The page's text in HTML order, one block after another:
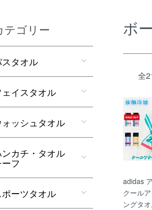
ボ
全
adidas
クール
ングタ
テゴリー
タオル
ェイスタオル
ォッシュタオル
カチ・タオル
フ
ポーツタオル